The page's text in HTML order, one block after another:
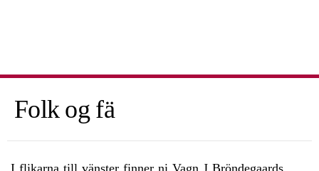
Folk og fä
I flikarna till vänster finner ni Vagn J Bröndegaards